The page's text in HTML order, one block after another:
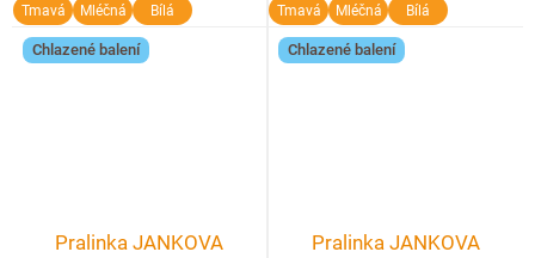
Tmavá Mléčná Bílá Tmavá Mléčná Bílá
Chlazené balení
Pralinka JANKOVA
Chlazené balení
Pralinka JANKOVA